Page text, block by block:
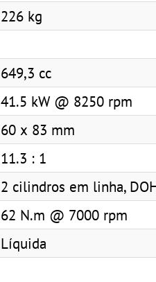
226 kg
649,3 cc
41.5 kW @ 8250 rpm
60 x 83 mm
11.3 : 1
2 cilindros em linha,
62 N.m @ 7000 rpm
Líquida